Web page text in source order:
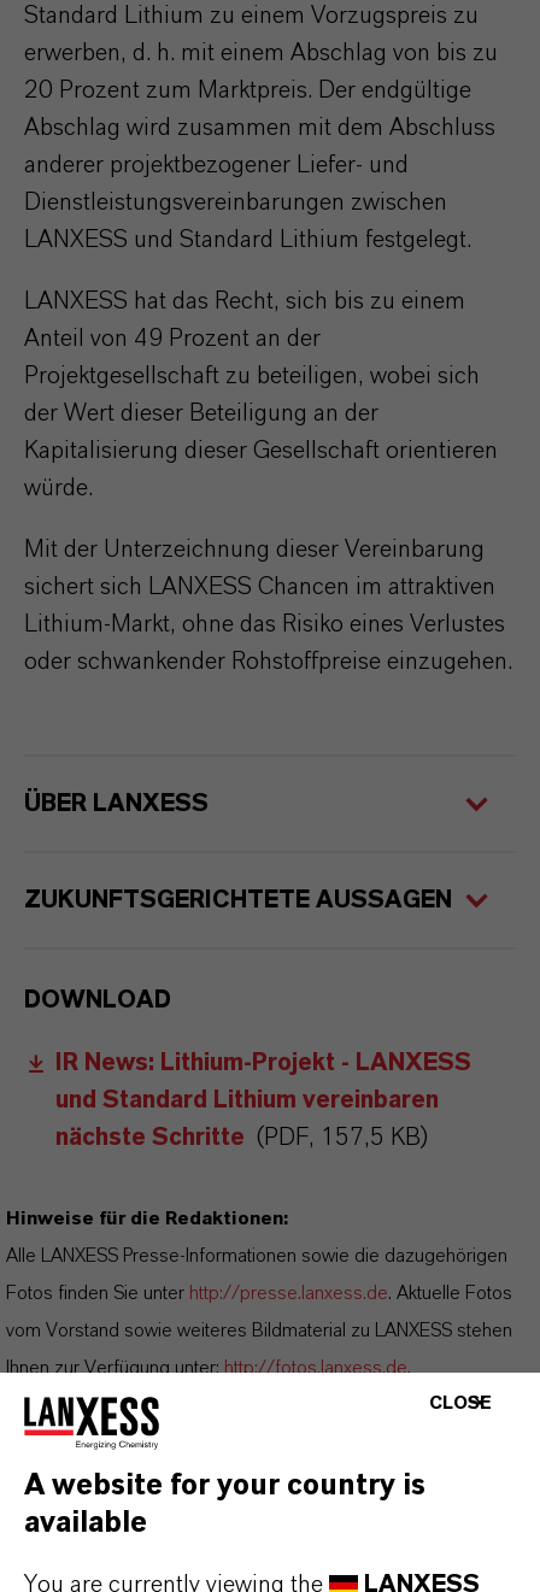
Standard Lithium zu einem Vorzugspreis zu
erwerben, d. h. mit einem Abschlag von bis zu
20 Prozent zum Marktpreis. Der endgültige
Abschlag wird zusammen mit dem Abschluss
anderer projektbezogener Liefer- und
Dienstleistungsvereinbarungen zwischen
LANXESS und Standard Lithium festgelegt.
LANXESS hat das Recht, sich bis zu einem
Anteil von 49 Prozent an der
Projektgesellschaft zu beteiligen, wobei sich
der Wert dieser Beteiligung an der
Kapitalisierung dieser Gesellschaft orientieren
würde.
Mit der Unterzeichnung dieser Vereinbarung
sichert sich LANXESS Chancen im attraktiven
Lithium-Markt, ohne das Risiko eines Verlustes
oder schwankender Rohstoffpreise einzugehen.
ÜBER LANXESS
ZUKUNFTSGERICHTETE AUSSAGEN
DOWNLOAD
IR News: Lithium-Projekt - LANXESS
und Standard Lithium vereinbaren
nächste Schritte (PDF, 157,5 KB)
Hinweise für die Redaktionen:
Alle LANXESS Presse-Informationen sowie die dazugehörigen
Fotos finden Sie unter http://presse.lanxess.de. Aktuelle Fotos
vom Vorstand sowie weiteres Bildmaterial zu LANXESS stehen
Ihnen zur Verfügung unter: http://fotos.lanxess.de.
Weitere Informationen rund um die Chemie von LANXESS finden
FOLLOW US
CLOSE
A website for your country is
available
You are currently viewing the LANXESS